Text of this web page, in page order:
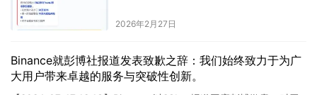
2026年2月27日
Binance就彭博社报道发表致歉之辞：我们始终致力于为广
大用户带来卓越的服务与突破性创新。